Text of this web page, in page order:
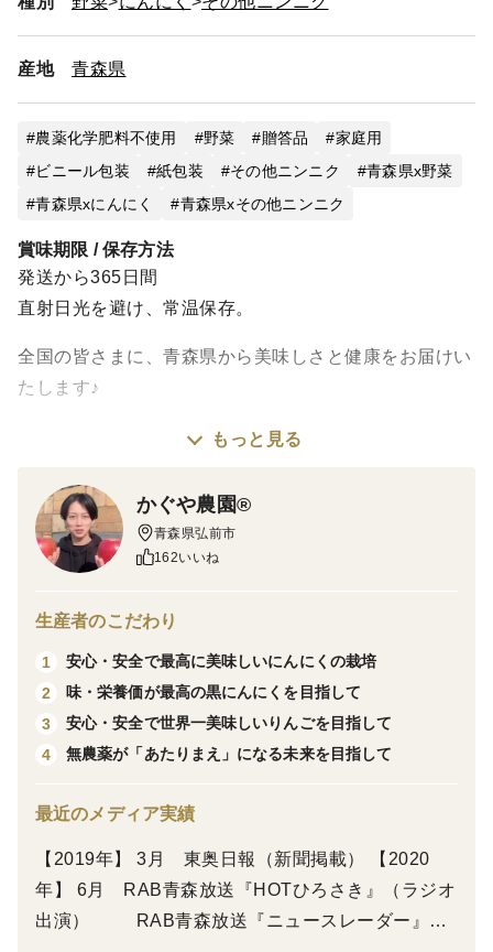
産地 青森県
農薬化学肥料不使用 野菜 贈答品
家庭用
ビニール包装
紙包装 その他ニンニク
青森県x野菜
青森県xにんにく
青森県xその他ニンニク
賞味期限 / 保存方法
発送から365日間
直射日光を避け、常温保存。
全国の皆さまに、青森県から美味しさと健康をお届けい
たします♪
今年の冬は寒いですねー＞＜
でもせっかく身体のために食べるなら、美味しくなくて
は続けられないですよね？より栄養価が高くて、残留農
薬ゼロの安全な黒にんにくの方が良いですよね？＾＾
【プレミアム黒にんにくって？】
―かぐやの黒にんにく rankＳ 100g－
かぐや農園が、農薬を一切使わず、丹精込めて大切に育
てた「黒にんにく専用にんにく」を贅沢に使用し、最新
くです。
⇒低温で水分量を調整！！旨味と栄養価をギュっと濃縮
おそらく、青森県産の農薬不使用黒にんにくは、他にな
もっと見る
かぐや農園®
青森県弘前市
162いいね
生産者のこだわり
1
安心・安全で最高に美味しいにんにくの栽培
2
味・栄養価が最高の黒にんにくを目指して
3
安心・安全で世界一美味しいりんごを目指して
4
無農薬が「あたりまえ」になる未来を目指して
最近のメディア実績
【2019年】 3月 東奥日報（新聞掲載） 【2020
年】 6月 RAB青森放送『HOTひろさき』（ラジオ
出演） RAB青森放送『ニュースレーダー』